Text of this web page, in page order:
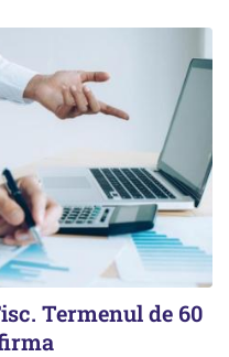
Termenul de 60